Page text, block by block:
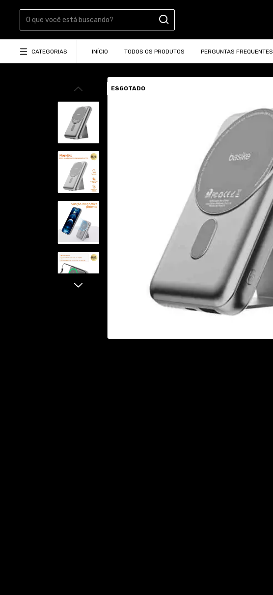
CATEGORIAS INÍCIO TODOS OS PRODUTOS PERGUNTAS FREQUENTES
ESGOTADO